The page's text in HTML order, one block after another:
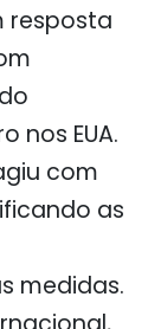
resposta
nos EUA.
com
as
medidas.